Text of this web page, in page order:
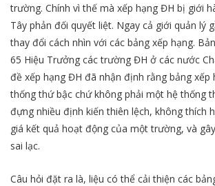
trường. Chính vì thế mà xếp hạng ĐH bị giới
Tây phản đối quyết liệt. Ngay cả giới quản lý
thay đổi cách nhìn với các bảng xếp hạng.
65 Hiệu Trưởng các trường ĐH ở các nước
đề xếp hạng ĐH đã nhận định rằng bảng xếp
thống thứ bậc chứ không phải một hệ thống
đựng nhiều định kiến thiên lệch, không thích
giá kết quả hoạt động của một trường, và
sai lạc.
Câu hỏi đặt ra là, liệu có thể cải thiện các